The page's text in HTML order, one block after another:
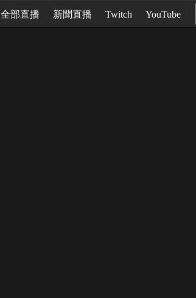
全部直播 新聞直播 Twitch YouTube